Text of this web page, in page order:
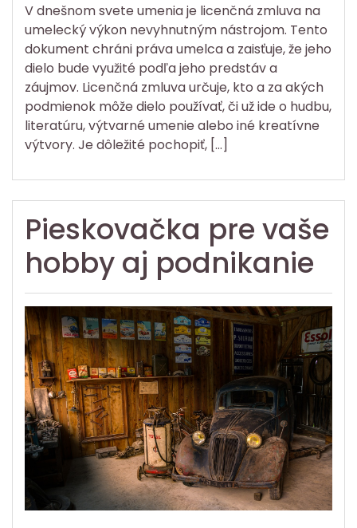
V dnešnom svete umenia je licenčná zmluva na
umelecký výkon nevyhnutným nástrojom. Tento
dokument chráni práva umelca a zaisťuje, že jeho
dielo bude využité podľa jeho predstáv a
záujmov. Licenčná zmluva určuje, kto a za akých
podmienok môže dielo používať, či už ide o hudbu,
literatúru, výtvarné umenie alebo iné kreatívne
výtvory. Je dôležité pochopiť, […]
Pieskovačka pre vaše
hobby aj podnikanie